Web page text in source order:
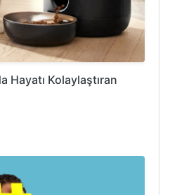
Hayatı Kolaylaştıran